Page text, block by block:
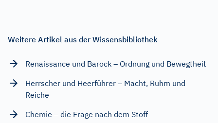
Weitere Artikel aus der Wissensbibliothek
Renaissance und Barock – Ordnung und Bewegtheit
Herrscher und Heerführer – Macht, Ruhm und
Reiche
Chemie – die Frage nach dem Stoff